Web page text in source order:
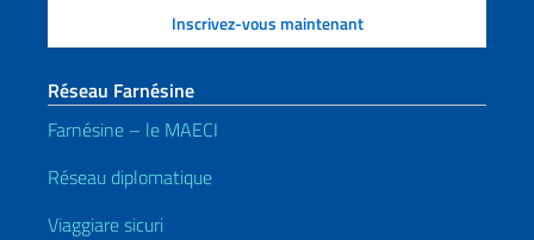
Réseau Farnésine
Farnésine – le MAECI
Réseau diplomatique
Viaggiare sicuri